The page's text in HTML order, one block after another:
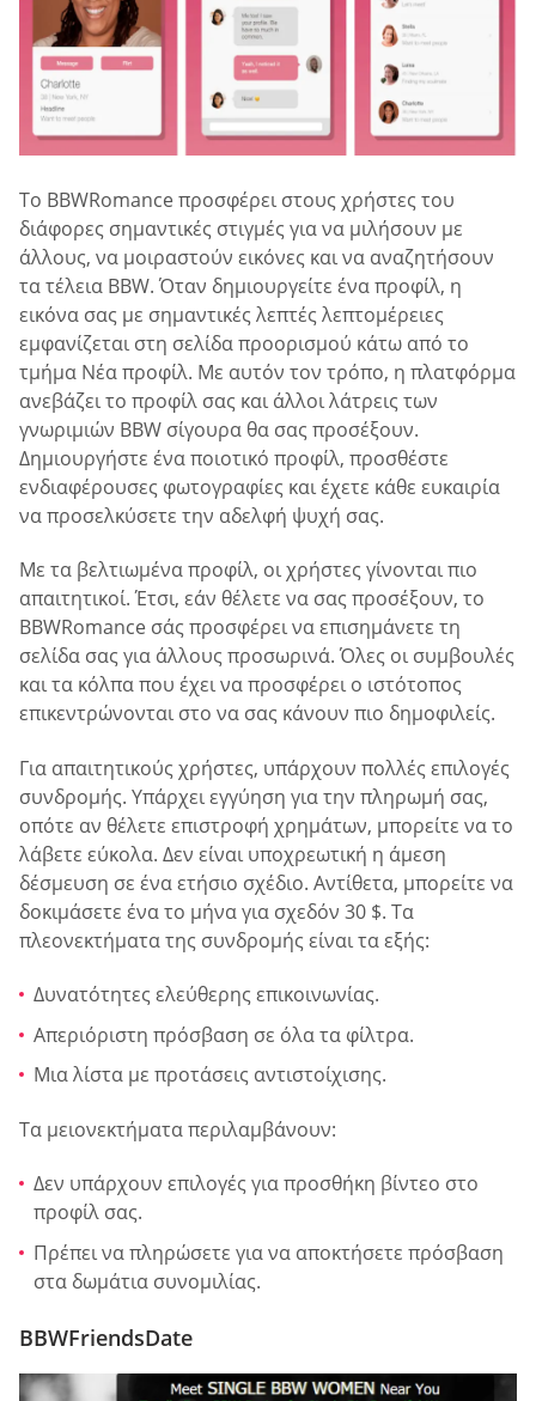
Το BBWRomance προσφέρει στους χρήστες του
διάφορες σημαντικές στιγμές για να μιλήσουν με
άλλους, να μοιραστούν εικόνες και να αναζητήσουν
τα τέλεια BBW. Όταν δημιουργείτε ένα προφίλ, η
εικόνα σας με σημαντικές λεπτές λεπτομέρειες
εμφανίζεται στη σελίδα προορισμού κάτω από το
τμήμα Νέα προφίλ. Με αυτόν τον τρόπο, η πλατφόρμα
ανεβάζει το προφίλ σας και άλλοι λάτρεις των
γνωριμιών BBW σίγουρα θα σας προσέξουν.
Δημιουργήστε ένα ποιοτικό προφίλ, προσθέστε
ενδιαφέρουσες φωτογραφίες και έχετε κάθε ευκαιρία
να προσελκύσετε την αδελφή ψυχή σας.
Με τα βελτιωμένα προφίλ, οι χρήστες γίνονται πιο
απαιτητικοί. Έτσι, εάν θέλετε να σας προσέξουν, το
BBWRomance σάς προσφέρει να επισημάνετε τη
σελίδα σας για άλλους προσωρινά. Όλες οι συμβουλές
και τα κόλπα που έχει να προσφέρει ο ιστότοπος
επικεντρώνονται στο να σας κάνουν πιο δημοφιλείς.
Για απαιτητικούς χρήστες, υπάρχουν πολλές επιλογές
συνδρομής. Υπάρχει εγγύηση για την πληρωμή σας,
οπότε αν θέλετε επιστροφή χρημάτων, μπορείτε να το
λάβετε εύκολα. Δεν είναι υποχρεωτική η άμεση
δέσμευση σε ένα ετήσιο σχέδιο. Αντίθετα, μπορείτε να
δοκιμάσετε ένα το μήνα για σχεδόν 30 $. Τα
πλεονεκτήματα της συνδρομής είναι τα εξής:
Δυνατότητες ελεύθερης επικοινωνίας.
Απεριόριστη πρόσβαση σε όλα τα φίλτρα.
Μια λίστα με προτάσεις αντιστοίχισης.
Τα μειονεκτήματα περιλαμβάνουν:
Δεν υπάρχουν επιλογές για προσθήκη βίντεο στο
προφίλ σας.
Πρέπει να πληρώσετε για να αποκτήσετε πρόσβαση
στα δωμάτια συνομιλίας.
BBWFriendsDate